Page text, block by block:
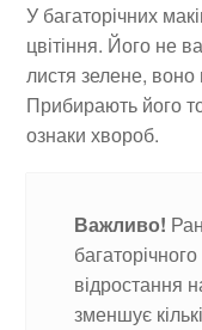
У багаторічних
цвітіння. Його не
листя зелене,
Прибирають його
ознаки хвороб.
Важливо!
відростання
зменшує